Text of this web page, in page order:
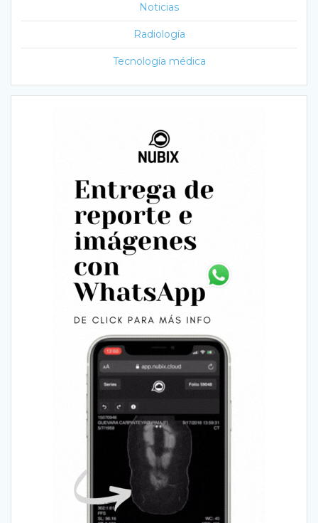
Noticias
Radiología
Tecnología médica